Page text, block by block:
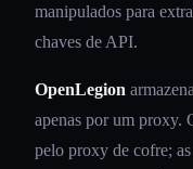
manipulados para
chaves de API.
OpenLegion
apenas por um proxy.
pelo proxy de cofre;